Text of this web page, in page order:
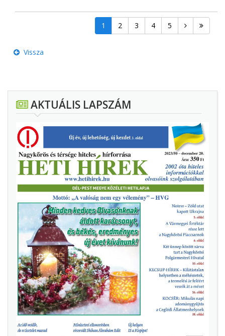
1 2 3 4 5
Vissza
AKTUÁLIS LAPSZÁM